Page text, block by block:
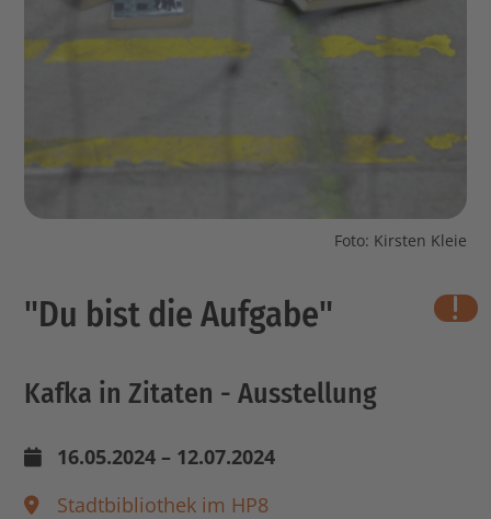
Foto: Kirsten Kleie
"Du bist die Aufgabe"
Kafka in Zitaten - Ausstellung
16.05.2024 – 12.07.2024
Stadtbibliothek im HP8